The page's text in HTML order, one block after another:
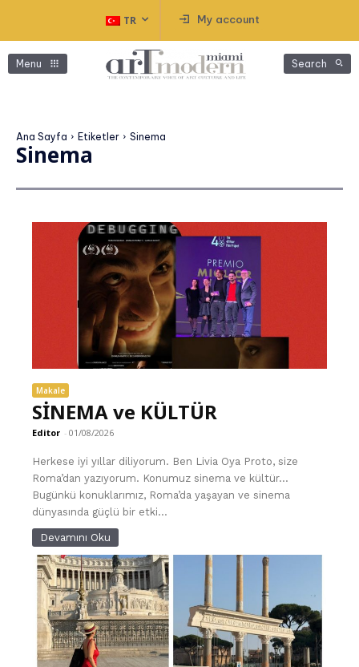
TR My account
Menu Search
Ana Sayfa Etiketler Sinema
Sinema
Makale
SİNEMA ve KÜLTÜR
Editor - 01/08/2026
Herkese iyi yıllar diliyorum. Ben Livia Oya Proto, size
Roma’dan yazıyorum. Konumuz sinema ve kültür...
Bugünkü konuklarımız, Roma’da yaşayan ve sinema
dünyasında güçlü bir etki...
Devamını Oku